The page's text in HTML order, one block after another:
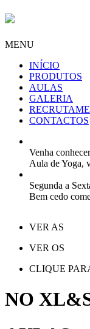
MENU
INÍCIO
PRODUTOS
AULAS
GALERIA
CONTACTOS
Venha
Aula de Yoga,
Segunda a
Bem cedo
VER AS
VER OS
CLIQUE
NO